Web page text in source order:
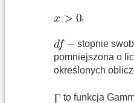
,
stopnie
pomniejszona o
określonych
to funkcja